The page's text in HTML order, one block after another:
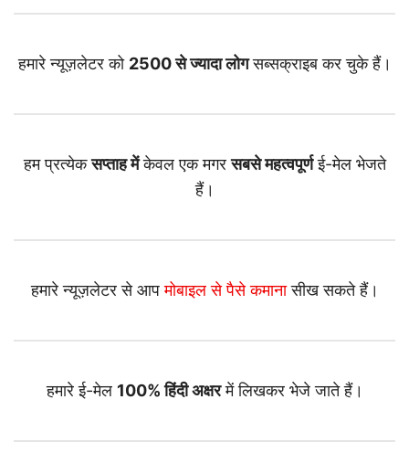
हमारे न्यूज़लेटर को 2500 से ज्यादा लोगसब्सक्राइब कर चुके हैं।
हम प्रत्येकसप्ताह मेंकेवल एक मगरसबसे महत्वपूर्णई-मेल भेजते
हैं।
हमारे न्यूज़लेटर से आपमोबाइल से पैसे कमानासीख सकते हैं।
हमारे ई-मेल 100% हिंदी अक्षरमें लिखकर भेजे जाते हैं।